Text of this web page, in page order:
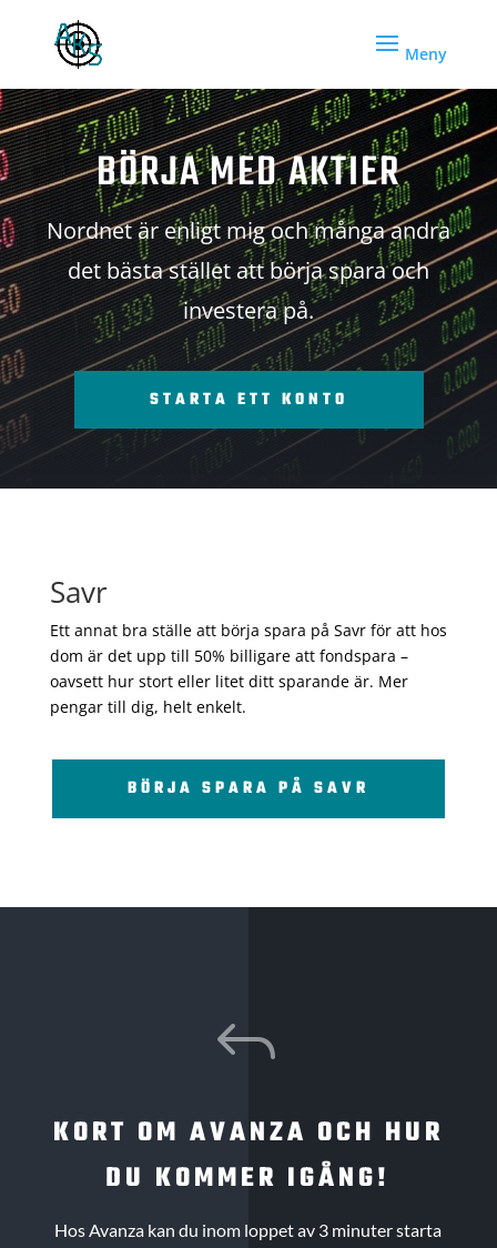
BÖRJA MED AKTIER
Nordnet är enligt mig och många andra
det bästa stället att börja spara och
investera på.
STARTA ETT KONTO
Savr
Ett annat bra ställe att börja spara på Savr för att hos
dom är det upp till 50% billigare att fondspara –
oavsett hur stort eller litet ditt sparande är. Mer
pengar till dig, helt enkelt.
BÖRJA SPARA PÅ SAVR
J
KORT OM AVANZA OCH HUR
DU KOMMER IGÅNG!
Hos Avanza kan du inom loppet av 3 minuter starta